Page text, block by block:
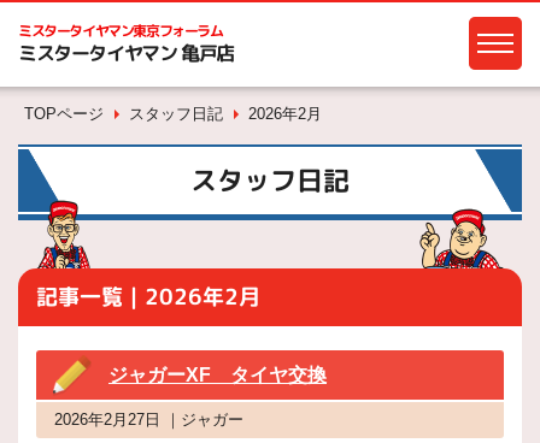
ミスタータイヤマン東京フォーラム
ミスタータイヤマン 亀戸店
TOPページ スタッフ日記 2026年2月
スタッフ日記
記事一覧｜2026年2月
ジャガーXF タイヤ交換
2026年2月27日 ｜ジャガー